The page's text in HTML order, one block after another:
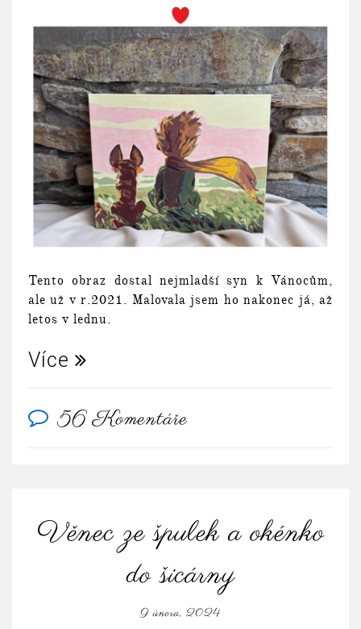
Tento obraz dostal nejmladší syn k Vánocům,
ale už v r.2021. Malovala jsem ho nakonec já, až
letos v lednu.
Více
56 Komentáře
Věnec ze špulek a okénko
do šicárny
9 února, 2024